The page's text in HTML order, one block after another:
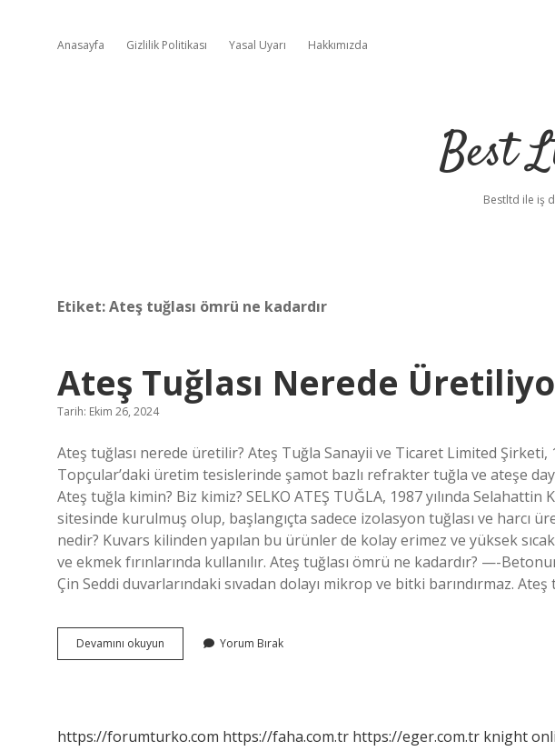
Anasayfa Gizlilik Politikası Yasal Uyarı Hakkımızda
Best
Bestltd ile iş
Etiket:Ateş tuğlası ömrü ne kadardır
Ateş Tuğlası Nerede
Tarih: Ekim 26, 2024
Ateş tuğlası nerede üretilir? Ateş Tuğla Sanayii ve Ticaret Limited Şirketi,
Topçular’daki üretim tesislerinde şamot bazlı refrakter tuğla ve ateşe
Ateş tuğla kimin? Biz kimiz? SELKO ATEŞ TUĞLA, 1987 yılında Selahattin
sitesinde kurulmuş olup, başlangıçta sadece izolasyon tuğlası ve harcı
nedir? Kuvars kilinden yapılan bu ürünler de kolay erimez ve yüksek
ve ekmek fırınlarında kullanılır. Ateş tuğlası ömrü ne kadardır? —-
Çin Seddi duvarlarındaki sıvadan dolayı mikrop ve bitki barındırmaz. Ateş
Devamını okuyun
Tuğlası
Yorum Bırak
https://forumturko.com https://faha.com.tr https://eger.com.tr knight